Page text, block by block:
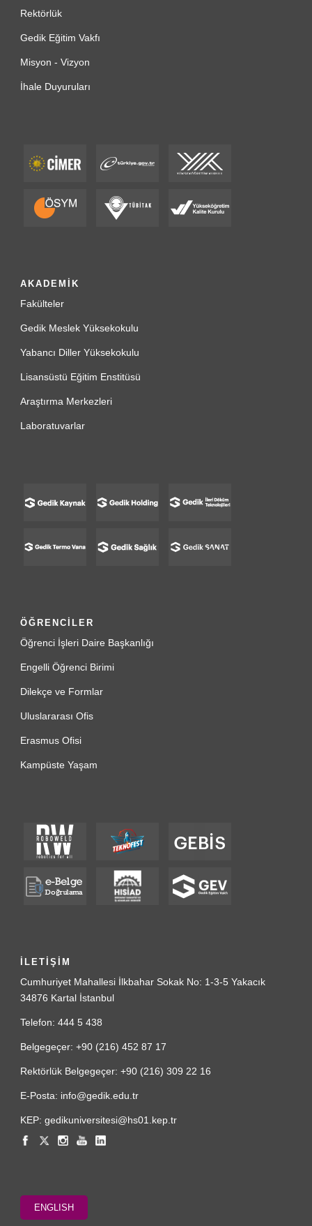
Rektörlük
Gedik Eğitim Vakfı
Misyon - Vizyon
İhale Duyuruları
AKADEMİK
Fakülteler
Gedik Meslek Yüksekokulu
Yabancı Diller Yüksekokulu
Lisansüstü Eğitim Enstitüsü
Araştırma Merkezleri
Laboratuvarlar
ÖĞRENCİLER
Öğrenci İşleri Daire Başkanlığı
Engelli Öğrenci Birimi
Dilekçe ve Formlar
Uluslararası Ofis
Erasmus Ofisi
Kampüste Yaşam
İLETİŞİM
Cumhuriyet Mahallesi İlkbahar Sokak No: 1-3-5 Yakacık
34876 Kartal İstanbul
Telefon: 444 5 438
Belgegeçer: +90 (216) 452 87 17
Rektörlük Belgegeçer: +90 (216) 309 22 16
E-Posta: info@gedik.edu.tr
KEP: gedikuniversitesi@hs01.kep.tr
ENGLISH